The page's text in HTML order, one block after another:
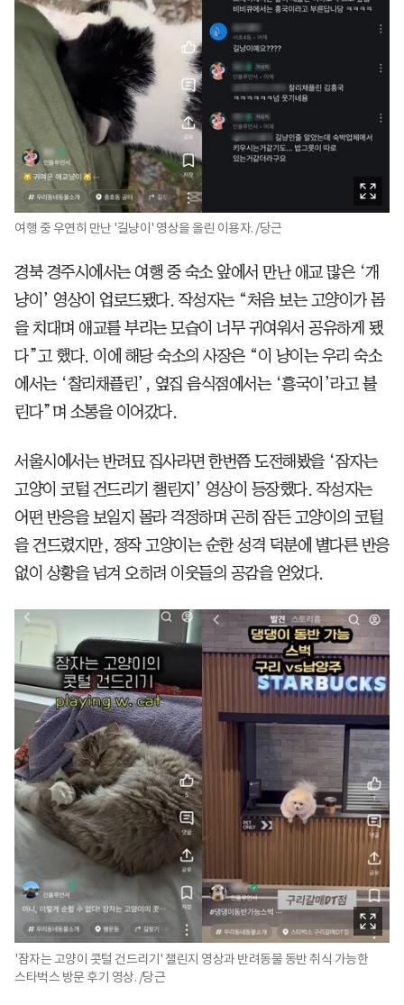
여행 중 우연히 만난 '길냥이' 영상을 올린 이용자. /당근
경북 경주시에서는 여행 중 숙소 앞에서 만난 애교 많은 ‘개
냥이’ 영상이 업로드됐다. 작성자는 “처음 보는 고양이가 몸
을 치대며 애교를 부리는 모습이 너무 귀여워서 공유하게 됐
다”고 했다. 이에 해당 숙소의 사장은 “이 냥이는 우리 숙소
에서는 ‘찰리채플린’, 옆집 음식점에서는 ‘흥국이’라고 불
린다”며 소통을 이어갔다.
서울시에서는 반려묘 집사라면 한번쯤 도전해봤을 ‘잠자는
고양이 코털 건드리기 챌린지’ 영상이 등장했다. 작성자는
어떤 반응을 보일지 몰라 걱정하며 곤히 잠든 고양이의 코털
을 건드렸지만, 정작 고양이는 순한 성격 덕분에 별다른 반응
없이 상황을 넘겨 오히려 이웃들의 공감을 얻었다.
'잠자는 고양이 콧털 건드리기' 챌린지 영상과 반려동물 동반 취식 가능한
스타벅스 방문 후기 영상. /당근